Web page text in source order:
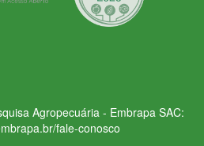
Agropecuária - Embrapa SAC:
fale-conosco